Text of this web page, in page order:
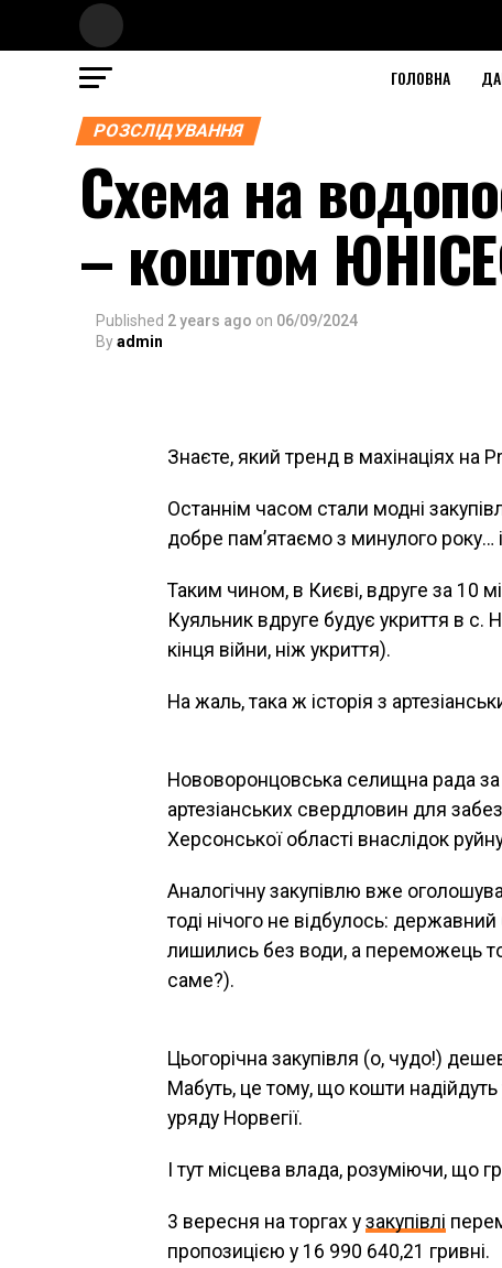
ГОЛОВНА
РОЗСЛІДУВАННЯ
Схема на
– коштом
Published 2 years ago on 06/09/2024
Byadmin
Знаєте, який тренд в махінаціях на
Останнім часом стали модні
добре пам’ятаємо з минулого року…
Таким чином, в Києві, вдруге за 10
Куяльник вдруге будує укриття в с.
кінця війни, ніж укриття).
На жаль, така ж історія з
Нововоронцовська селищна рада
артезіанських свердловин для
Херсонської області внаслідок
Аналогічну закупівлю вже
тоді нічого не відбулось:
лишились без води, а переможець
саме?).
Цьогорічна закупівля (о, чудо!)
Мабуть, це тому, що кошти
уряду Норвегії.
І тут місцева влада, розуміючи, що
3 вересня на торгах у закупівлі
пропозицією у 16 990 640,21 гривні.